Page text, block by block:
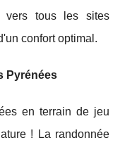
vers tous les sites
confort optimal.
Pyrénées
en terrain de jeu
! La randonnée